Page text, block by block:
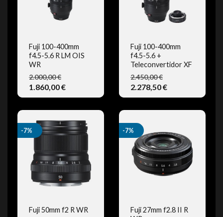
Fuji 100-400mm
f4.5-5.6 R LM OIS
WR
2.000,00 €
1.860,00 €
VISTA RÁPIDA
Fuji 100-400mm
f4.5-5.6 +
Teleconvertidor XF
2.450,00 €
2.278,50 €
Fuji 50mm f2 R WR
-7%
Fuji 27mm f2.8 II R
-7%